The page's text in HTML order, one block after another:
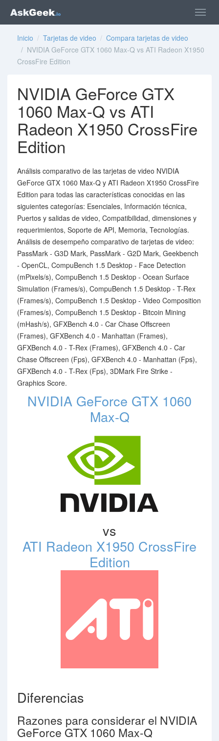
Inicio / Tarjetas de video / Compara tarjetas de video
/ NVIDIA GeForce GTX 1060 Max-Q vs ATI Radeon X1950
CrossFire Edition
NVIDIA GeForce GTX
1060 Max-Q vs ATI
Radeon X1950 CrossFire
Edition
Análisis comparativo de las tarjetas de video NVIDIA
GeForce GTX 1060 Max-Q y ATI Radeon X1950 CrossFire
Edition para todas las características conocidas en las
siguientes categorías: Esenciales, Información técnica,
Puertos y salidas de video, Compatibilidad, dimensiones y
requerimientos, Soporte de API, Memoria, Tecnologías.
Análisis de desempeño comparativo de tarjetas de video:
PassMark - G3D Mark, PassMark - G2D Mark, Geekbench
- OpenCL, CompuBench 1.5 Desktop - Face Detection
(mPixels/s), CompuBench 1.5 Desktop - Ocean Surface
Simulation (Frames/s), CompuBench 1.5 Desktop - T-Rex
(Frames/s), CompuBench 1.5 Desktop - Video Composition
(Frames/s), CompuBench 1.5 Desktop - Bitcoin Mining
(mHash/s), GFXBench 4.0 - Car Chase Offscreen
(Frames), GFXBench 4.0 - Manhattan (Frames),
GFXBench 4.0 - T-Rex (Frames), GFXBench 4.0 - Car
Chase Offscreen (Fps), GFXBench 4.0 - Manhattan (Fps),
GFXBench 4.0 - T-Rex (Fps), 3DMark Fire Strike -
Graphics Score.
NVIDIA GeForce GTX 1060
Max-Q
vs
ATI Radeon X1950 CrossFire
Edition
Diferencias
Razones para considerar el NVIDIA
GeForce GTX 1060 Max-Q